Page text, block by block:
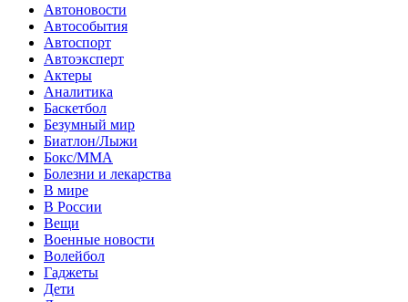
Автоновости
Автособытия
Автоспорт
Автоэксперт
Актеры
Аналитика
Баскетбол
Безумный мир
Биатлон/Лыжи
Бокс/MMA
Болезни и лекарства
В мире
В России
Вещи
Военные новости
Волейбол
Гаджеты
Дети